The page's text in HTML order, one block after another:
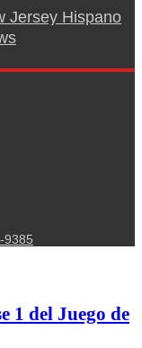
Jersey Hispano
9385
1 del Juego de